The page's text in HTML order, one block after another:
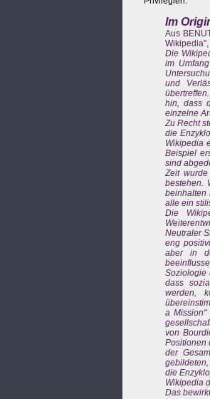
Im
Aus
Die
im
und
hin, dass
einzelne
Zu Recht
die
Wikipedia
Beispiel
sind
Zeit
bestehen.
beinhalten
alle ein
Die
Neutraler
eng
aber in
Soziologie
dass
werden,
a Mission"
von
Positionen
der
die
Wikipedia
Das